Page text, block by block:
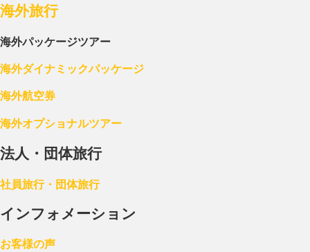
海外旅行
海外パッケージツアー
海外ダイナミックパッケージ
海外航空券
海外オプショナルツアー
法人・団体旅行
社員旅行・団体旅行
インフォメーション
お客様の声